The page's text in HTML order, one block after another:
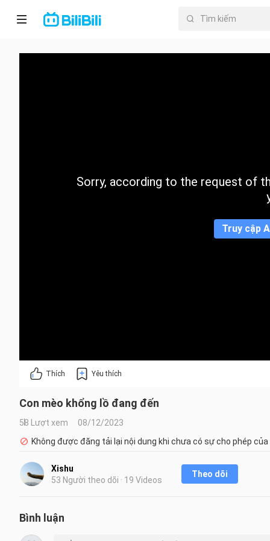
Trang chủ
Sorry, according to the request of
Truy cập
Thích Yêu thích
Con mèo khổng lồ đang đến
58 Lượt xem
08/12/2023
Không được đăng tải lại nội dung khi chưa có sự cho phép
Xishu
53 Người theo dõi · 19 Videos
Theo dõi
Bình luận